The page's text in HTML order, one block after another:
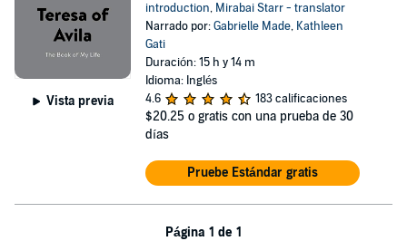
Vista previa
introduction, Mirabai Starr - translator
Narrado por:Gabrielle Made, Kathleen
Gati
Duración: 15 h y 14 m
Idioma: Inglés
4.6
183 calificaciones
$20.25 o gratis con una prueba de 30
días
Pruebe Estándar gratis
Página 1 de 1